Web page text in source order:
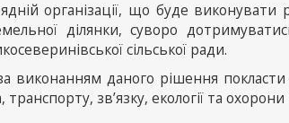
організації, що буде
ділянки, суворо
сільської ради.
виконанням даного рішення
транспорту, зв’язку, екології та